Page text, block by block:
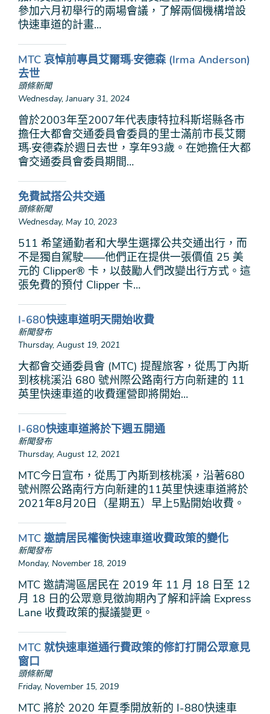
參加六月初舉行的兩場會議，了解兩個機構增設
快速車道的計畫…
MTC 哀悼前專員艾爾瑪·安德森 (Irma Anderson)
去世
頭條新聞
Wednesday, January 31, 2024
曾於2003年至2007年代表康特拉科斯塔縣各市
擔任大都會交通委員會委員的里士滿前市長艾爾
瑪·安德森於週日去世，享年93歲。在她擔任大都
會交通委員會委員期間…
免費試搭公共交通
頭條新聞
Wednesday, May 10, 2023
511 希望通勤者和大學生選擇公共交通出行，而
不是獨自駕駛——他們正在提供一張價值 25 美
元的 Clipper® 卡，以鼓勵人們改變出行方式。這
張免費的預付 Clipper 卡…
I-680快速車道明天開始收費
新聞發布
Thursday, August 19, 2021
大都會交通委員會 (MTC) 提醒旅客，從馬丁內斯
到核桃溪沿 680 號州際公路南行方向新建的 11
英里快速車道的收費運營即將開始…
I-680快速車道將於下週五開通
新聞發布
Thursday, August 12, 2021
MTC今日宣布，從馬丁內斯到核桃溪，沿著680
號州際公路南行方向新建的11英里快速車道將於
2021年8月20日（星期五）早上5點開始收費。
MTC 邀請居民權衡快速車道收費政策的變化
新聞發布
Monday, November 18, 2019
MTC 邀請灣區居民在 2019 年 11 月 18 日至 12
月 18 日的公眾意見徵詢期內了解和評論 Express
Lane 收費政策的擬議變更。
MTC 就快速車道通行費政策的修訂打開公眾意見
窗口
頭條新聞
Friday, November 15, 2019
MTC 將於 2020 年夏季開放新的 I-880快速車